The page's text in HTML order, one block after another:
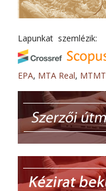
Lapunkat szemlézik:
EPA, MTA Real, MTMT